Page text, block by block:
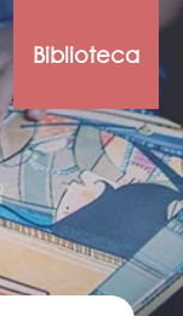
Biblioteca